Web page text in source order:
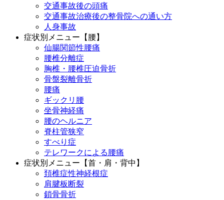
交通事故後の頭痛
交通事故治療後の整骨院への通い方
人身事故
症状別メニュー【腰】
仙腸関節性腰痛
腰椎分離症
胸椎・腰椎圧迫骨折
骨盤裂離骨折
腰痛
ギックリ腰
坐骨神経痛
腰のヘルニア
脊柱管狭窄
すべり症
テレワークによる腰痛
症状別メニュー【首・肩・背中】
頚椎症性神経根症
肩腱板断裂
鎖骨骨折